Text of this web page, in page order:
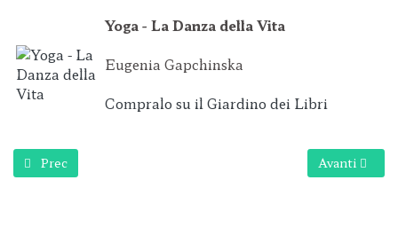
Yoga - La Danza della Vita
Eugenia Gapchinska
Compralo su il Giardino dei Libri
Articolo precedente: Come ti prepari per Pasqua?
Prec Articolo
Avanti